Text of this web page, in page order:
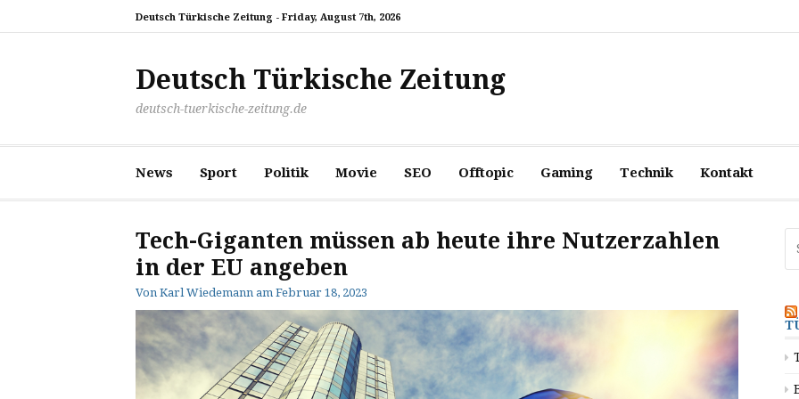
Deutsch Türkische Zeitung - Friday, August 7th, 2026
Deutsch Türkische Zeitung
deutsch-tuerkische-zeitung.de
News Sport Politik Movie SEO Offtopic Gaming Technik Kontakt
Tech-Giganten müssen ab heute ihre Nutzerzahlen
in der EU angeben
Von Karl Wiedemann am Februar 18, 2023